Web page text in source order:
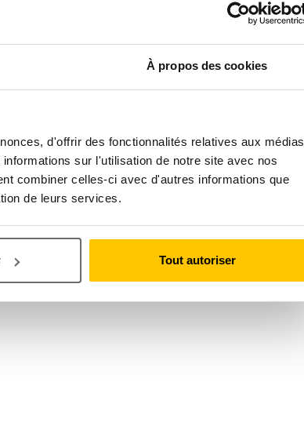
À propos des cookies
d'offrir des fonctionnalités relatives aux médias
sur l'utilisation de notre site avec nos
combiner celles-ci avec d'autres informations que
de leurs services.
Tout autoriser